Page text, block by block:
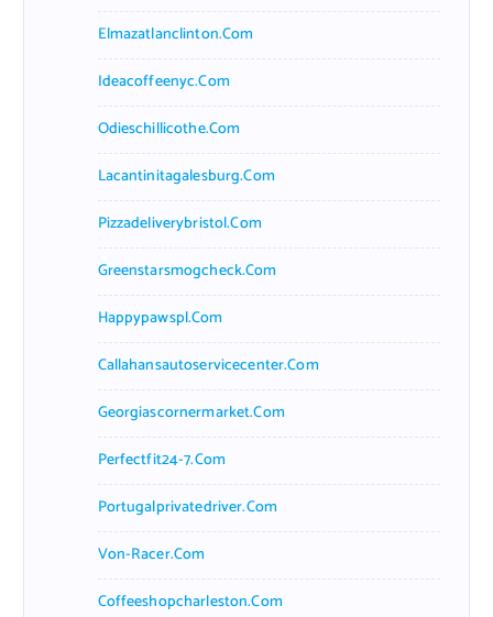
Elmazatlanclinton.com
Ideacoffeenyc.com
Odieschillicothe.com
Lacantinitagalesburg.com
Pizzadeliverybristol.com
Greenstarsmogcheck.com
Happypawspl.com
Callahansautoservicecenter.com
Georgiascornermarket.com
Perfectfit24-7.com
Portugalprivatedriver.com
Von-Racer.com
Coffeeshopcharleston.com